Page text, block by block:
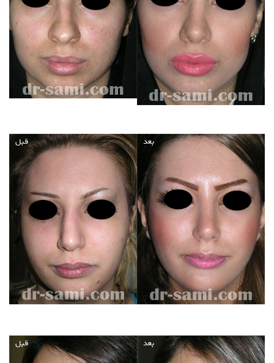
قبل بعد
قبل بعد